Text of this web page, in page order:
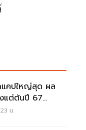
คปใหญ่สุด ผล
แต่ต้นปี 67
สุด
น.